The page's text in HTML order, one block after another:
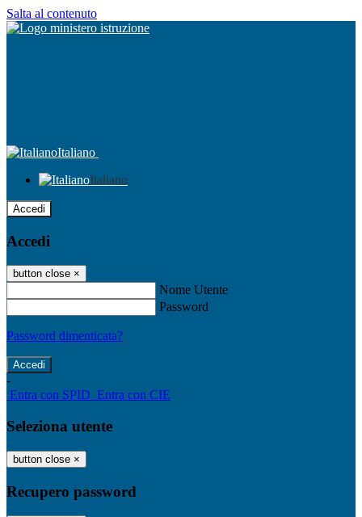
Salta al contenuto
Italiano
Italiano
Accedi
Accedi
button close ×
Nome Utente
Password
Password dimenticata?
-
Entra con SPID Entra con CIE
Seleziona utente
button close ×
Recupero password